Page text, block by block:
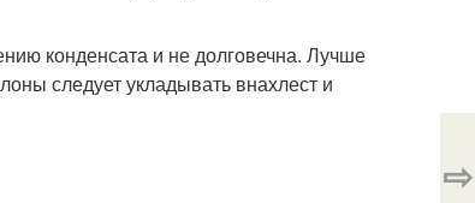
конденсата и не долговечна. Лучше
следует укладывать внахлест и
⇨